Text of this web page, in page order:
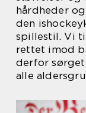
hårdheder
den
spillestil. Vi
rettet imod
derfor sørget
alle